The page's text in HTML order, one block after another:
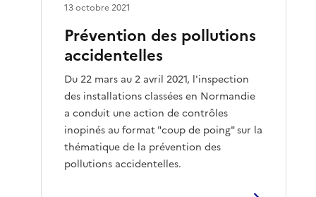
Prévention des pollutions
accidentelles
Du 22 mars au 2 avril 2021, l'inspection
des installations classées en Normandie
a conduit une action de contrôles
inopinés au format "coup de poing" sur la
thématique de la prévention des
pollutions accidentelles.
13 octobre 2021